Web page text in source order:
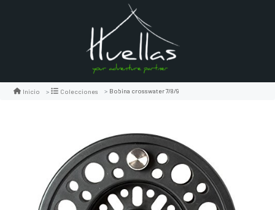
Inicio Colecciones Bobina crosswater 7/8/9